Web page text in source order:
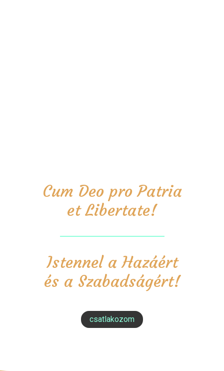
Cum Deo pro Patria
et Libertate!
Istennel a Hazáért
és a Szabadságért!
csatlakozom